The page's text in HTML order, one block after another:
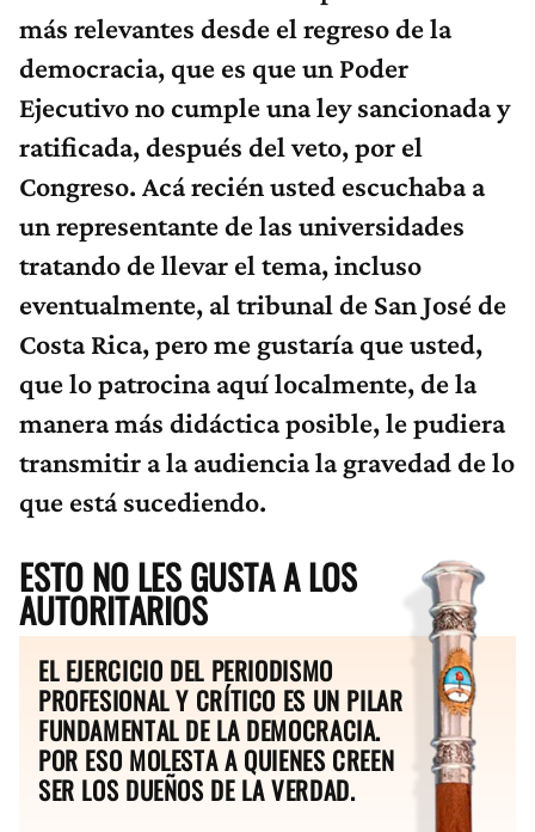
más relevantes desde el regreso de la
democracia, que es que un Poder
Ejecutivo no cumple una ley sancionada y
ratificada, después del veto, por el
Congreso. Acá recién usted escuchaba a
un representante de las universidades
tratando de llevar el tema, incluso
eventualmente, al tribunal de San José de
Costa Rica, pero me gustaría que usted,
que lo patrocina aquí localmente, de la
manera más didáctica posible, le pudiera
transmitir a la audiencia la gravedad de lo
que está sucediendo.
ESTO NO LES GUSTA A LOS
AUTORITARIOS
EL EJERCICIO DEL PERIODISMO
PROFESIONAL Y CRÍTICO ES UN PILAR
FUNDAMENTAL DE LA DEMOCRACIA.
POR ESO MOLESTA A QUIENES CREEN
SER LOS DUEÑOS DE LA VERDAD.